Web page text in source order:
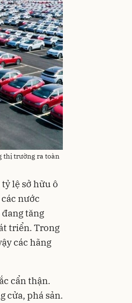
thị trường ra toàn
lệ sở hữu ô
nước
tăng
triển. Trong
các hãng
cẩn thận.
cửa, phá sản.